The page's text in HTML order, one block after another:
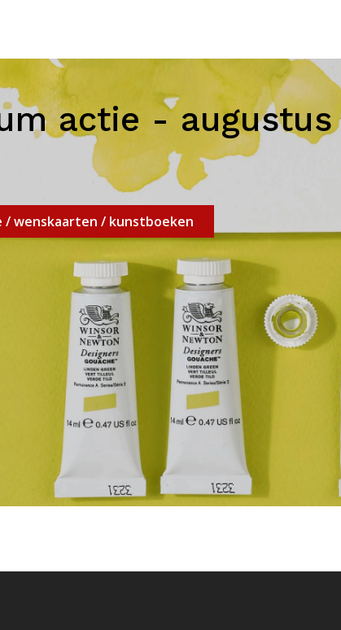
actie - augustus
/ wenskaarten / kunstboeken